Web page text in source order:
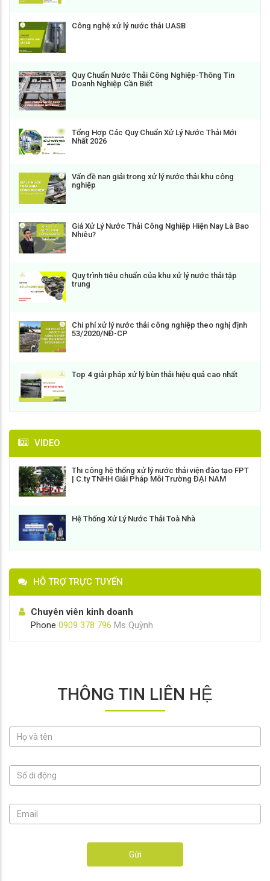
Công nghệ xử lý nước thải UASB
Quy Chuẩn Nước Thải Công Nghiệp-Thông Tin
Doanh Nghiệp Cần Biết
Tổng Hợp Các Quy Chuẩn Xử Lý Nước Thải Mới
Nhất 2026
Vấn đề nan giải trong xử lý nước thải khu công
nghiệp
Giá Xử Lý Nước Thải Công Nghiệp Hiện Nay Là Bao
Nhiêu?
Quy trình tiêu chuẩn của khu xử lý nước thải tập
trung
Chi phí xử lý nước thải công nghiệp theo nghị định
53/2020/NĐ-CP
Top 4 giải pháp xử lý bùn thải hiệu quả cao nhất
VIDEO
Thi công hệ thống xử lý nước thải viện đào tạo FPT
| C.ty TNHH Giải Pháp Môi Trường ĐẠI NAM
Hệ Thống Xử Lý Nước Thải Toà Nhà
HỖ TRỢ TRỰC TUYẾN
Chuyên viên kinh doanh
Phone 0909 378 796 Ms Quỳnh
THÔNG TIN LIÊN HỆ
Gửi